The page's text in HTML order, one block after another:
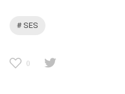
# SES
0